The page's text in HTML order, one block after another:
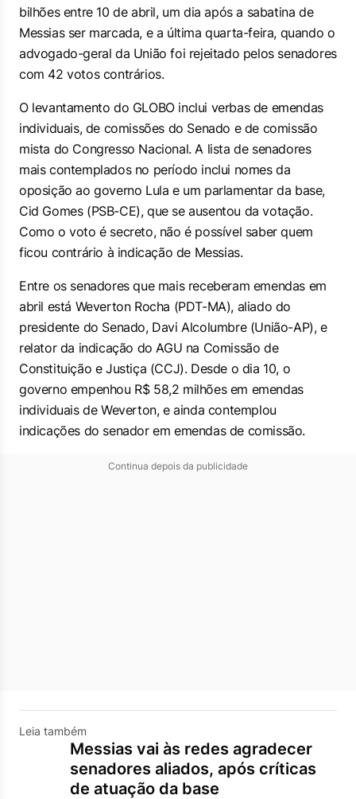
bilhões entre 10 de abril, um dia após a sabatina de
Messias ser marcada, e a última quarta-feira, quando o
advogado-geral da União foi rejeitado pelos senadores
com 42 votos contrários.
O levantamento do GLOBO inclui verbas de emendas
individuais, de comissões do Senado e de comissão
mista do Congresso Nacional. A lista de senadores
mais contemplados no período inclui nomes da
oposição ao governo Lula e um parlamentar da base,
Cid Gomes (PSB-CE), que se ausentou da votação.
Como o voto é secreto, não é possível saber quem
ficou contrário à indicação de Messias.
Entre os senadores que mais receberam emendas em
abril está Weverton Rocha (PDT-MA), aliado do
presidente do Senado, Davi Alcolumbre (União-AP), e
relator da indicação do AGU na Comissão de
Constituição e Justiça (CCJ). Desde o dia 10, o
governo empenhou R$ 58,2 milhões em emendas
individuais de Weverton, e ainda contemplou
indicações do senador em emendas de comissão.
Continua depois da publicidade
Leia também
Messias vai às redes agradecer
senadores aliados, após críticas
de atuação da base